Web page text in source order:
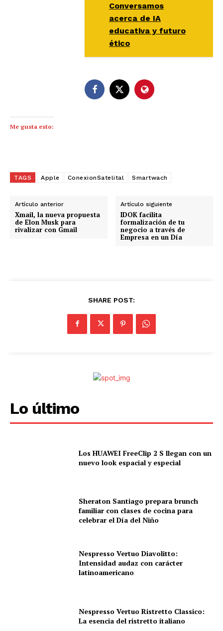
Conversamos
acerca de IA
educativa y futuro
ético
Me gusta esto:
TAGS Apple ConexionSatelital Smartwach
Artículo anterior
Xmail, la nueva propuesta
de Elon Musk para
rivalizar con Gmail
Artículo siguiente
IDOK facilita
formalización de tu
negocio a través de
Empresa en un Día
SHARE POST:
Lo último
Los HUAWEI FreeClip 2 S llegan con un
nuevo look espacial y especial
Sheraton Santiago prepara brunch
familiar con clases de cocina para
celebrar el Día del Niño
Nespresso Vertuo Diavolitto:
Intensidad audaz con carácter
latinoamericano
Nespresso Vertuo Ristretto Classico:
La esencia del ristretto italiano